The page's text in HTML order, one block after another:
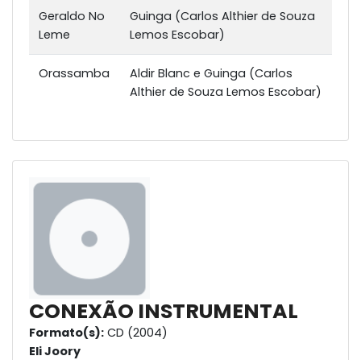
Geraldo No
Leme
Guinga (Carlos Althier de Souza
Lemos Escobar)
Orassamba
Aldir Blanc e Guinga (Carlos
Althier de Souza Lemos Escobar)
CONEXÃO INSTRUMENTAL
Formato(s): CD (2004)
Eli Joory